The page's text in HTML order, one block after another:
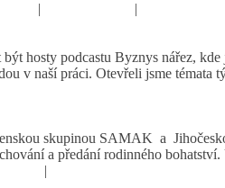
| |
být hosty podcastu Byznys nářez,
v naší práci. Otevřeli jsme
skupinou SAMAK a
a předání rodinného
|